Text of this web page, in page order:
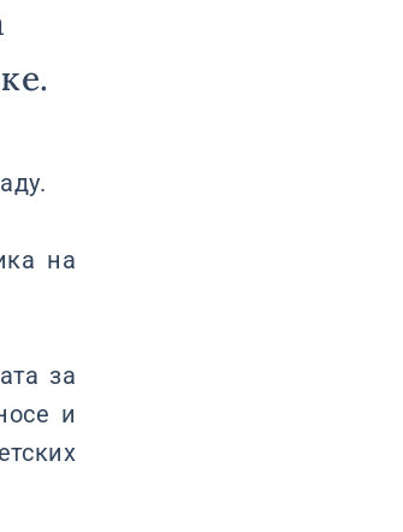
на
за
и